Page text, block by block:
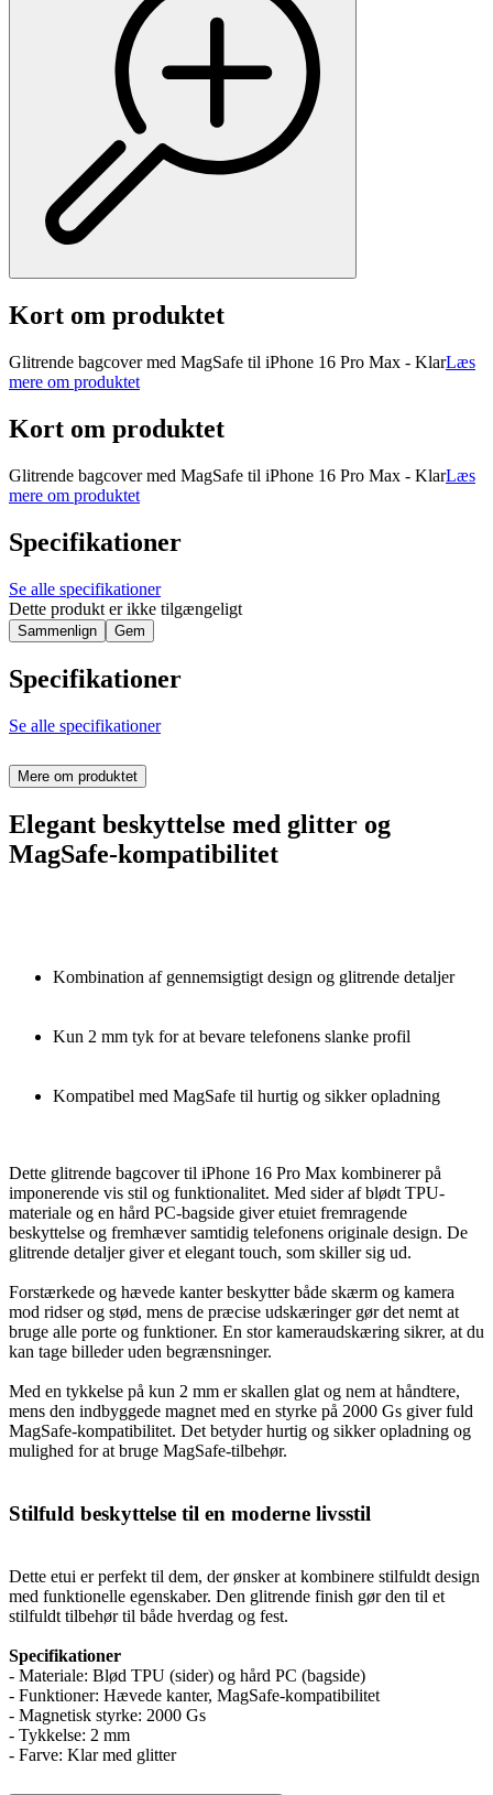
Kort om produktet
Glitrende bagcover med MagSafe til iPhone 16 Pro Max - KlarLæs
mere om produktet
Kort om produktet
Glitrende bagcover med MagSafe til iPhone 16 Pro Max - KlarLæs
mere om produktet
Specifikationer
Se alle specifikationer
Dette produkt er ikke tilgængeligt
Sammenlign Gem
Specifikationer
Se alle specifikationer
Mere om produktet
Elegant beskyttelse med glitter og
MagSafe-kompatibilitet
Kombination af gennemsigtigt design og glitrende detaljer
Kun 2 mm tyk for at bevare telefonens slanke profil
Kompatibel med MagSafe til hurtig og sikker opladning
Dette glitrende bagcover til iPhone 16 Pro Max kombinerer på
imponerende vis stil og funktionalitet. Med sider af blødt TPU-
materiale og en hård PC-bagside giver etuiet fremragende
beskyttelse og fremhæver samtidig telefonens originale design. De
glitrende detaljer giver et elegant touch, som skiller sig ud.
Forstærkede og hævede kanter beskytter både skærm og kamera
mod ridser og stød, mens de præcise udskæringer gør det nemt at
bruge alle porte og funktioner. En stor kameraudskæring sikrer, at du
kan tage billeder uden begrænsninger.
Med en tykkelse på kun 2 mm er skallen glat og nem at håndtere,
mens den indbyggede magnet med en styrke på 2000 Gs giver fuld
MagSafe-kompatibilitet. Det betyder hurtig og sikker opladning og
mulighed for at bruge MagSafe-tilbehør.
Stilfuld beskyttelse til en moderne livsstil
Dette etui er perfekt til dem, der ønsker at kombinere stilfuldt design
med funktionelle egenskaber. Den glitrende finish gør den til et
stilfuldt tilbehør til både hverdag og fest.
Specifikationer
- Materiale: Blød TPU (sider) og hård PC (bagside)
- Funktioner: Hævede kanter, MagSafe-kompatibilitet
- Magnetisk styrke: 2000 Gs
- Tykkelse: 2 mm
- Farve: Klar med glitter